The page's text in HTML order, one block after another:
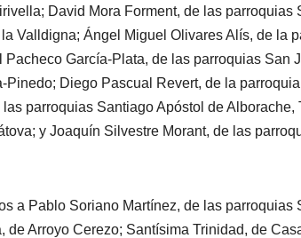
David Mora Forment, de las parroquias
Valldigna; Ángel Miguel Olivares Alís, de la
García-Plata, de las parroquias San
Diego Pascual Revert, de la
parroquias Santiago Apóstol de Alborache,
y Joaquín Silvestre Morant, de las
a Pablo Soriano Martínez, de las parroquias
Arroyo Cerezo; Santísima Trinidad, de